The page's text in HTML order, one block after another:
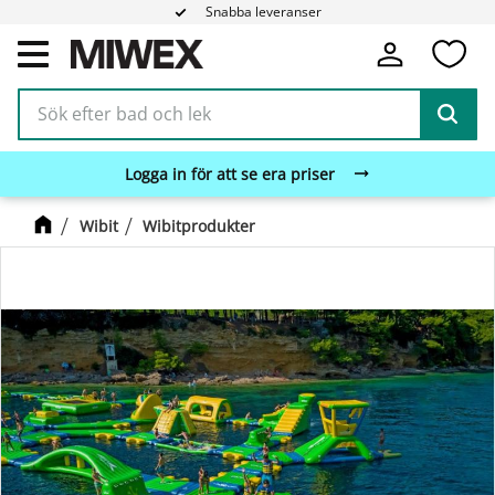
Meny
Snabba leveranser
Logga in för att se era priser
Wibit Wibitprodukter